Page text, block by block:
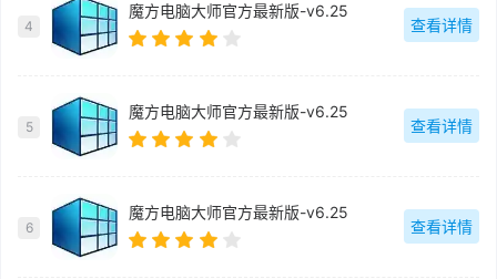
4
魔方电脑大师官方最新版-v6.25
查看详情
5
魔方电脑大师官方最新版-v6.25
查看详情
6
魔方电脑大师官方最新版-v6.25
查看详情